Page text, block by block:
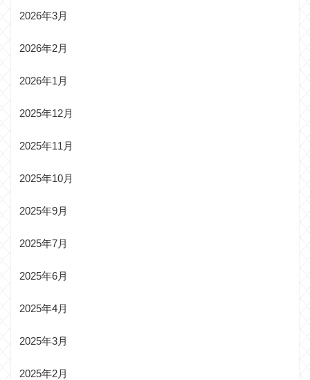
2026年3月
2026年2月
2026年1月
2025年12月
2025年11月
2025年10月
2025年9月
2025年7月
2025年6月
2025年4月
2025年3月
2025年2月